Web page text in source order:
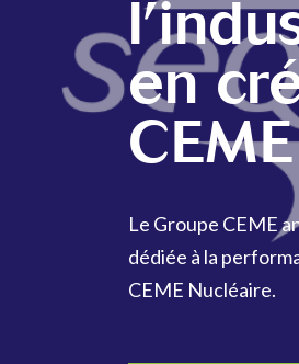
en
Le Groupe CEME
dédiée à la
CEME Nucléaire.